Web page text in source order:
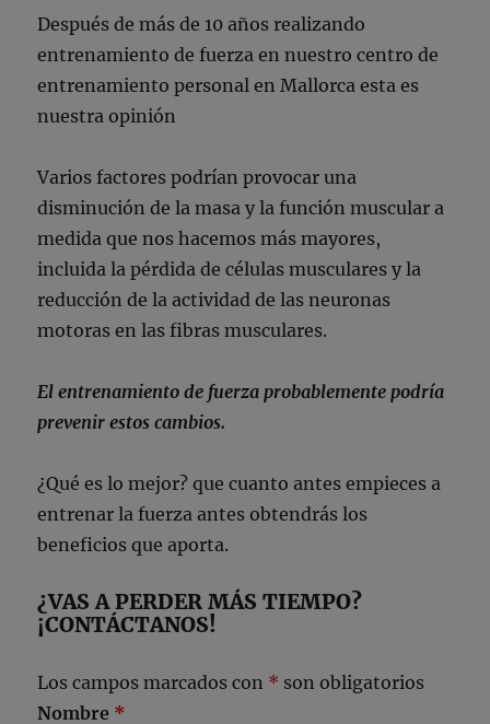
Después de más de 10 años realizando
entrenamiento de fuerza en nuestro centro de
entrenamiento personal en Mallorca esta es
nuestra opinión
Varios factores podrían provocar una
disminución de la masa y la función muscular a
medida que nos hacemos más mayores,
incluida la pérdida de células musculares y la
reducción de la actividad de las neuronas
motoras en las fibras musculares.
El entrenamiento de fuerza probablemente podría
prevenir estos cambios.
¿Qué es lo mejor? que cuanto antes empieces a
entrenar la fuerza antes obtendrás los
beneficios que aporta.
¿VAS A PERDER MÁS TIEMPO?
¡CONTÁCTANOS!
Los campos marcados con * son obligatorios
Nombre *